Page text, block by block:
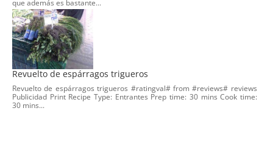
que además es bastante...
Revuelto de espárragos trigueros
Revuelto de espárragos trigueros #ratingval# from #reviews# reviews
Publicidad Print Recipe Type: Entrantes Prep time: 30 mins Cook time:
30 mins...